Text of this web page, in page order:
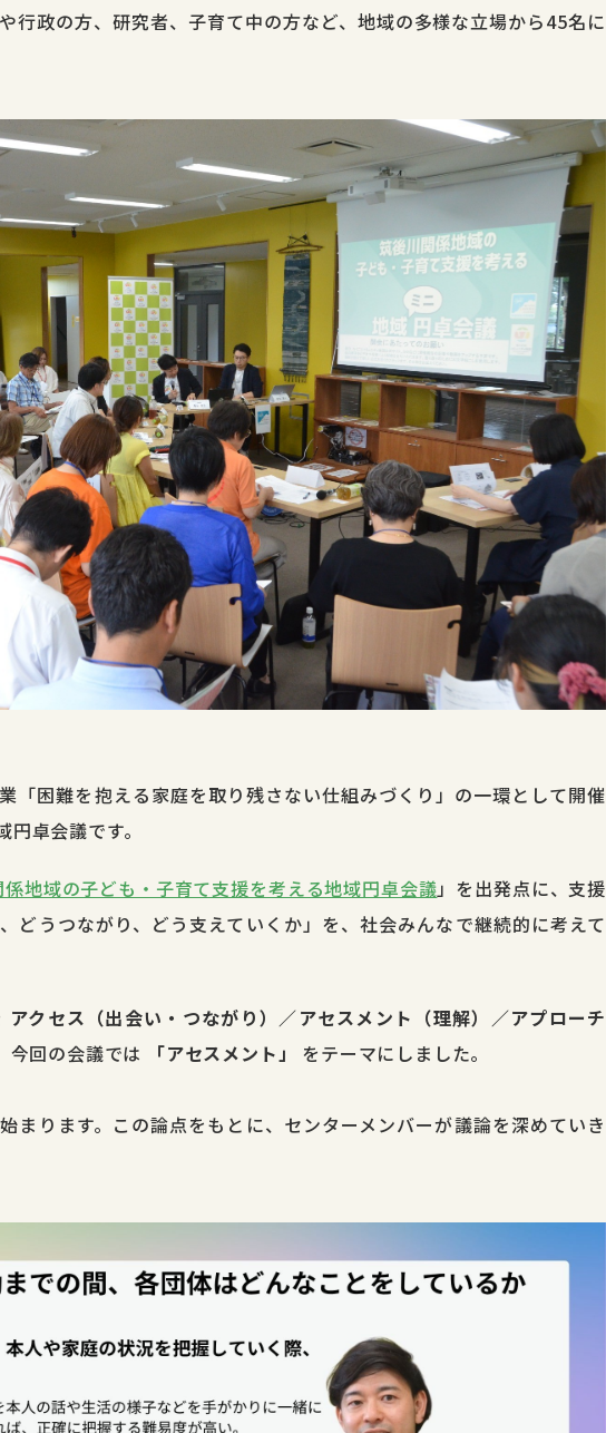
行政の方、研究者、子育て中の方など、地域の多様な立場から45名に
「困難を抱える家庭を取り残さない仕組みづくり」の一環として開催
卓会議です。
地域の子ども・子育て支援を考える地域円卓会議」を出発点に、支援
どうつながり、どう支えていくか」を、社会みんなで継続的に考えて
アクセス（出会い・つながり）／アセスメント（理解）／アプローチ
今回の会議では 「アセスメント」 をテーマにしました。
まります。この論点をもとに、センターメンバーが議論を深めていき